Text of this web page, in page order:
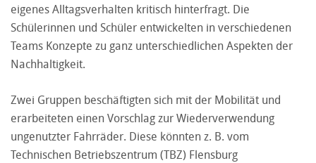
eigenes Alltagsverhalten kritisch hinterfragt. Die
Schülerinnen und Schüler entwickelten in verschiedenen
Teams Konzepte zu ganz unterschiedlichen Aspekten der
Nachhaltigkeit.
Zwei Gruppen beschäftigten sich mit der Mobilität und
erarbeiteten einen Vorschlag zur Wiederverwendung
ungenutzter Fahrräder. Diese könnten z. B. vom
Technischen Betriebszentrum (TBZ) Flensburg